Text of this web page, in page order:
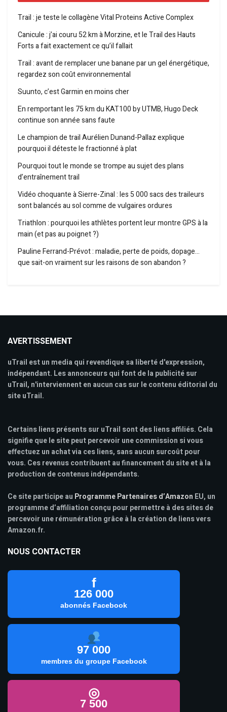
Trail : je teste le collagène Vital Proteins Active Complex
Canicule : j’ai couru 52 km à Morzine, et le Trail des Hauts
Forts a fait exactement ce qu’il fallait
Trail : avant de remplacer une banane par un gel énergétique,
regardez son coût environnemental
Suunto, c’est Garmin en moins cher
En remportant les 75 km du KAT100 by UTMB, Hugo Deck
continue son année sans faute
Le champion de trail Aurélien Dunand-Pallaz explique
pourquoi il déteste le fractionné à plat
Pourquoi tout le monde se trompe au sujet des plans
d’entraînement trail
Vidéo choquante à Sierre-Zinal : les 5 000 sacs des traileurs
sont balancés au sol comme de vulgaires ordures
Triathlon : pourquoi les athlètes portent leur montre GPS à la
main (et pas au poignet ?)
Pauline Ferrand-Prévot : maladie, perte de poids, dopage…
que sait-on vraiment sur les raisons de son abandon ?
AVERTISSEMENT
uTrail est un media qui revendique sa liberté d'expression,
indépendant. Les annonceurs qui font de la publicité sur
uTrail, n'interviennent en aucun cas sur le contenu éditorial du
site uTrail.
Certains liens présents sur uTrail sont des liens affiliés. Cela
signifie que le site peut percevoir une commission si vous
effectuez un achat via ces liens, sans aucun surcoût pour
vous. Ces revenus contribuent au financement du site et à la
production de contenus indépendants.
Ce site participe au Programme Partenaires d’Amazon EU, un
programme d’affiliation conçu pour permettre à des sites de
percevoir une rémunération grâce à la création de liens vers
Amazon.fr.
NOUS CONTACTER
f
126 000
abonnés Facebook
97 000
membres du groupe Facebook
◎
7 500